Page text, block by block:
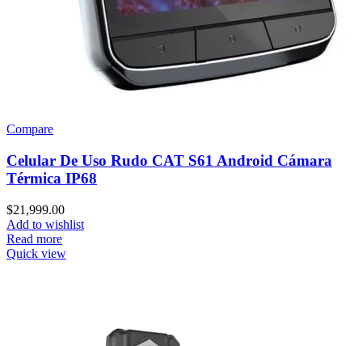
Compare
Celular De Uso Rudo CAT S61 Android Cámara
Térmica IP68
$21,999.00
Add to wishlist
Read more
Quick view